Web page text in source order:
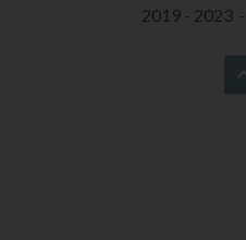
2019 - 2023 -